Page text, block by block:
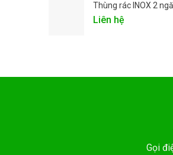
Thùng rác INOX 2
Liên hệ
Gọi